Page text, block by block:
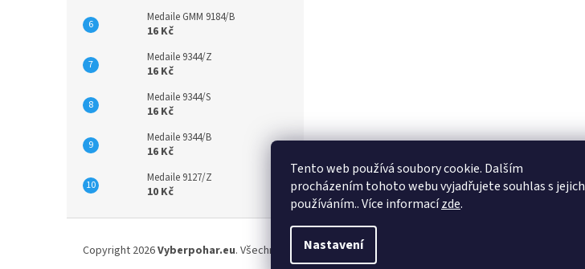
Tento web používá soubory cookie. Dalším
procházením tohoto webu vyjadřujete souhlas s jejich
používáním.. Více informacízde.
Nastavení
Medaile GMM 9184/B
16 Kč
Medaile 9344/Z
16 Kč
Medaile 9344/S
16 Kč
Medaile 9344/B
16 Kč
Medaile 9127/Z
10 Kč
Copyright 2026Vyberpohar.eu. Všechna práva vyhrazena.